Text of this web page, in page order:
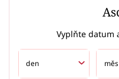
Vyplňte datum